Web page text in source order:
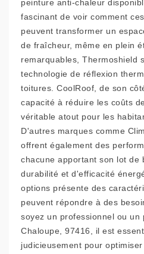
peinture anti-chaleur
fascinant de voir comment
peuvent transformer un
de fraîcheur, même en plein
remarquables, Thermoshield
technologie de réflexion
toitures. CoolRoof, de son
capacité à réduire les coûts
véritable atout pour les
D'autres marques comme
offrent également des
chacune apportant son lot de
durabilité et d'efficacité
options présente des
peuvent répondre à des
soyez un professionnel ou un
Chaloupe, 97416, il est
judicieusement pour